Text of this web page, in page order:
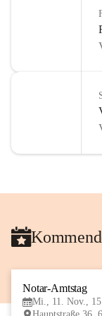
Notar-Amtstag
Mi., 11. Nov.,